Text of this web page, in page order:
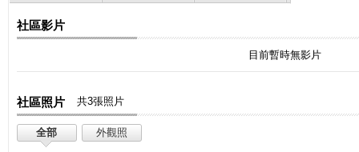
社區影片
目前暫時無影片
社區照片 共3張照片
全部 外觀照